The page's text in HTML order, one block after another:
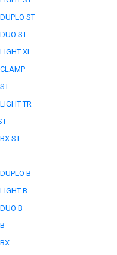
ST
ST
XL
TR
ST
B
B
B